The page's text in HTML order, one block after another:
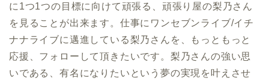
に1つ1つの目標に向けて頑張る、頑張り屋の梨乃さん
を見ることが出来ます。仕事にワンセブンライブ/イチ
ナナライブに邁進している梨乃さんを、もっともっと
応援、フォローして頂きたいです。梨乃さんの強い思
いである、有名になりたいという夢の実現を叶えさせ